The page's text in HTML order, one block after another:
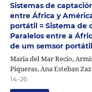
Sistemas de
entre África y
portátil = Sistema de
Paralelos entre a
de um semsor portátil
Maria del Mar Recio,
Piqueras, Ana Esteban
14-26